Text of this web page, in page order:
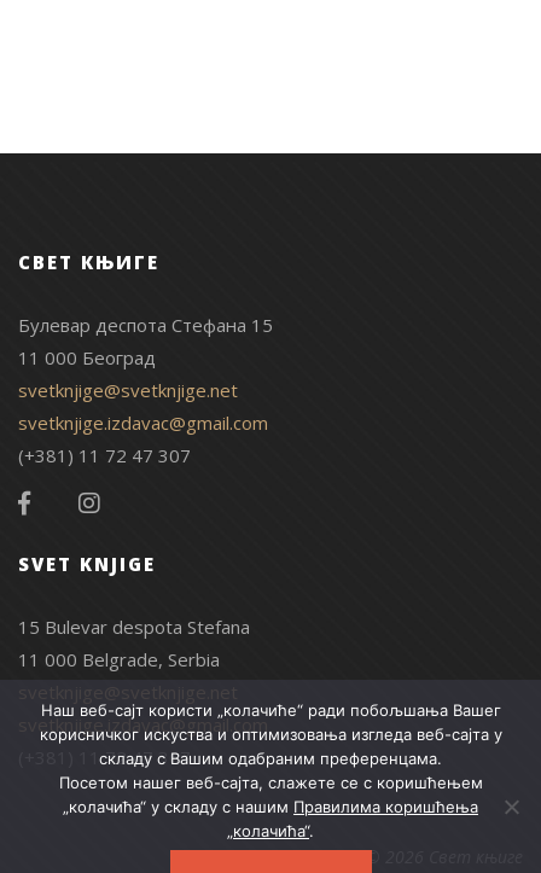
СВЕТ КЊИГЕ
Булевар деспота Стефана 15
11 000 Београд
svetknjige@svetknjige.net
svetknjige.izdavac@gmail.com
(+381) 11 72 47 307
SVET KNJIGE
15 Bulevar despota Stefana
11 000 Belgrade, Serbia
svetknjige.izdavac@gmail.com
(+381) 11 72 47 307
© 2026 Свет књиге
Наш веб-сајт користи „колачиће“ ради побољшања Вашег
корисничког искуства и оптимизовања изгледа веб-сајта у
складу с Вашим одабраним преференцама.
Посетом нашег веб-сајта, слажете се с коришћењем
„колачића“ у складу с нашим Правилима коришћења
„колачића“.